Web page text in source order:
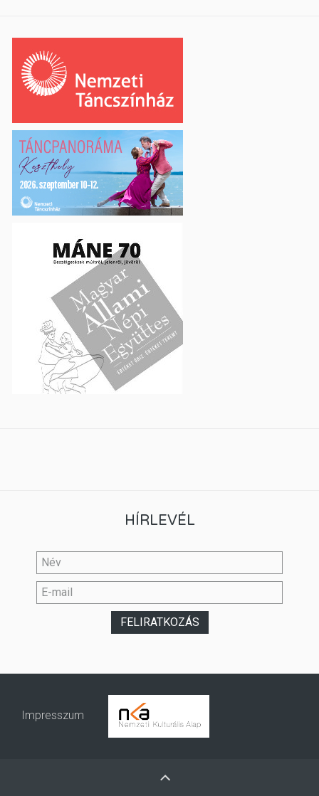
HÍRLEVÉL
Impresszum